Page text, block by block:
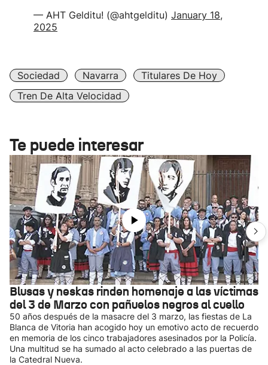
— AHT Gelditu! (@ahtgelditu) January 18,
2025
Sociedad Navarra
Titulares De Hoy
Tren De Alta Velocidad
Te puede interesar
Blusas y neskas rinden homenaje a las víctimas
del 3 de Marzo con pañuelos negros al cuello
50 años después de la masacre del 3 marzo, las fiestas de La
Blanca de Vitoria han acogido hoy un emotivo acto de recuerdo
en memoria de los cinco trabajadores asesinados por la Policía.
Una multitud se ha sumado al acto celebrado a las puertas de
la Catedral Nueva.